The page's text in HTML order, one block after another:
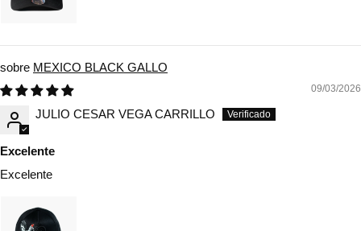
MEXICO BLACK GALLO
09/03/2026
JULIO CESAR VEGA CARRILLO
Excelente
Excelente